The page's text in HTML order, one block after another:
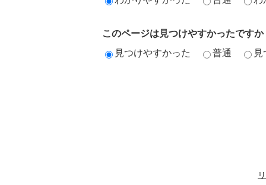
このページは見つけやすかったですか
見つけやすかった
普通